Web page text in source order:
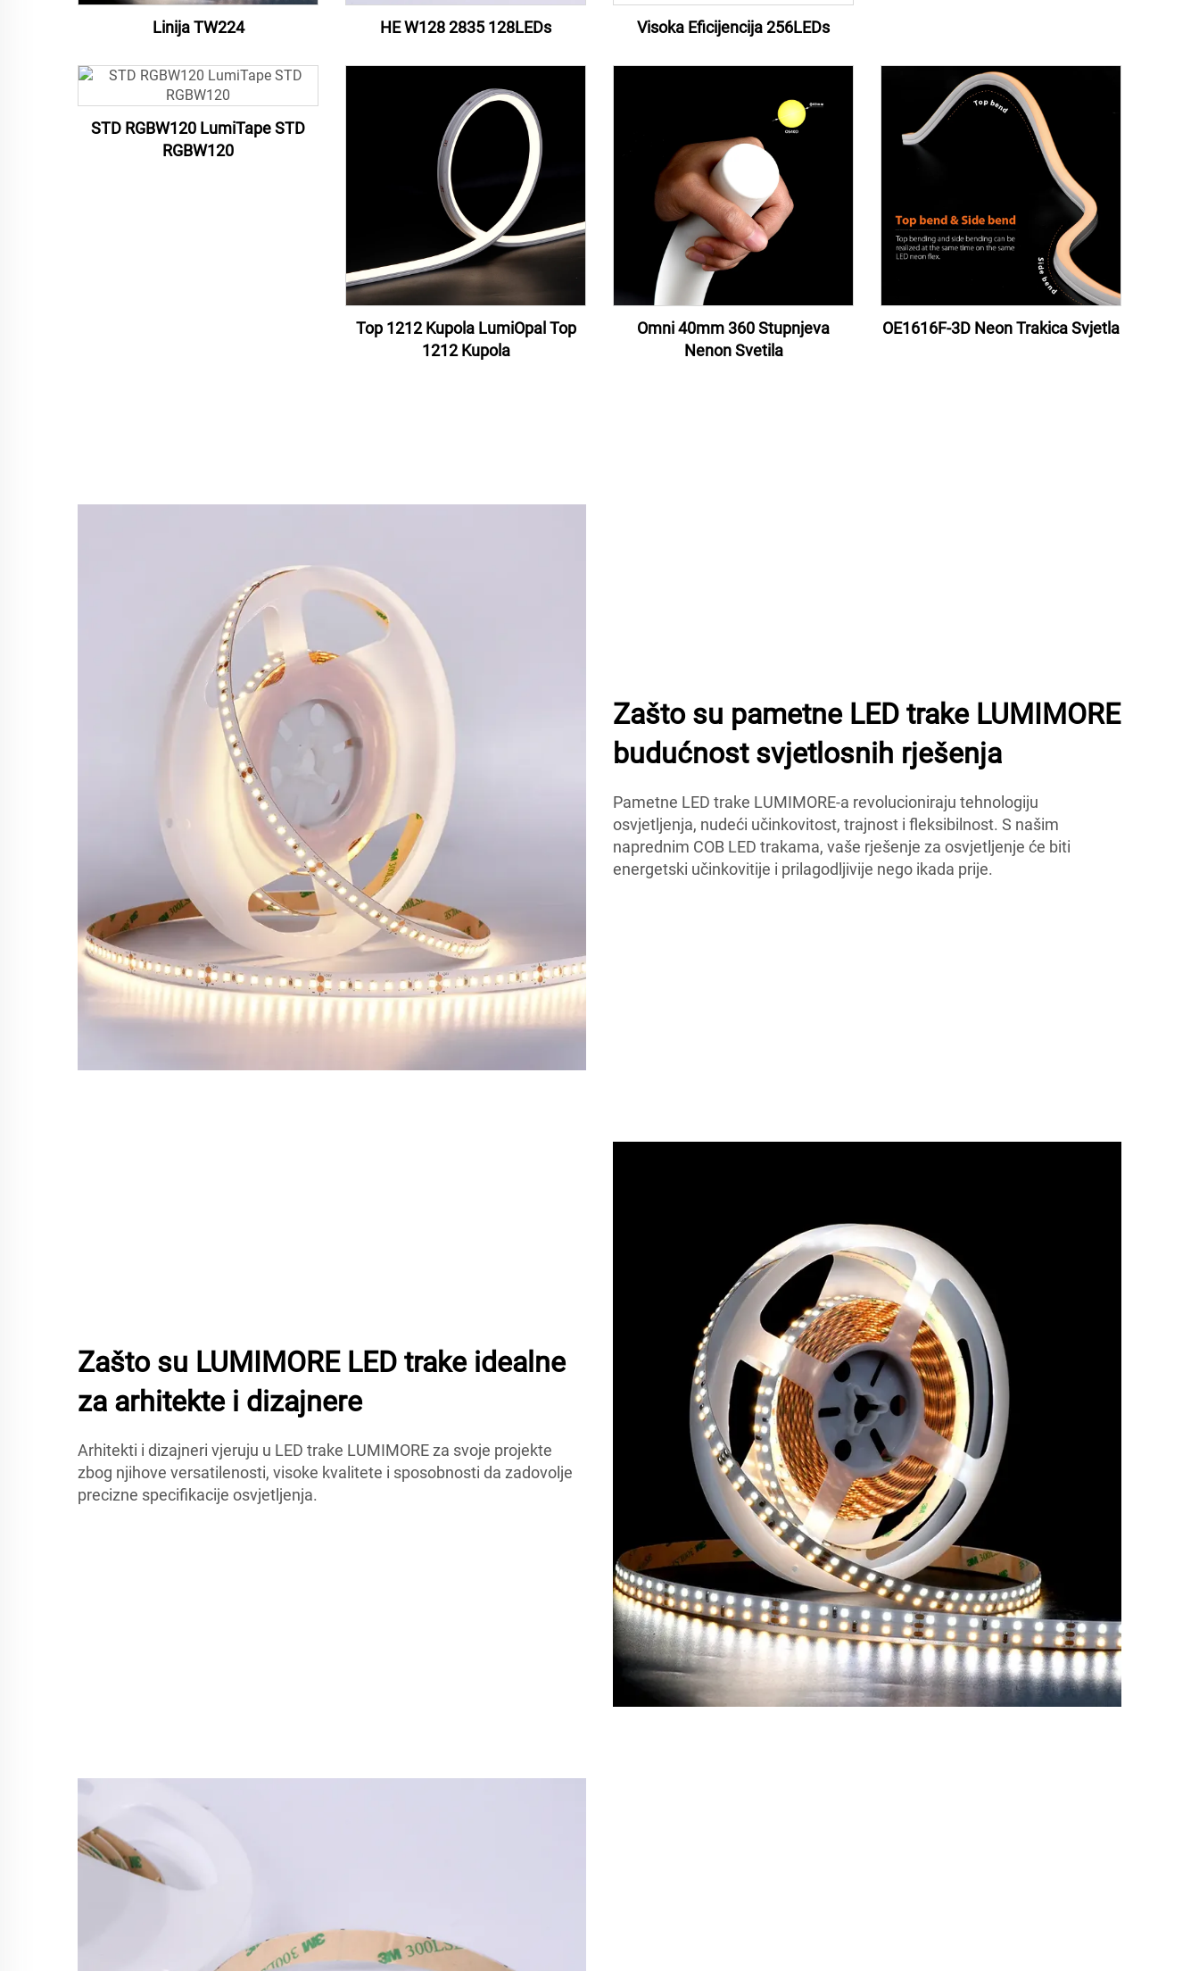
Linija TW224 HE W128 2835 128LEDs Visoka Eficijencija 256LEDs
STD RGBW120 LumiTape STD
RGBW120
Top 1212 Kupola LumiOpal Top
1212 Kupola
Omni 40mm 360 Stupnjeva
Nenon Svetila
OE1616F-3D Neon Trakica Svjetla
Zašto su pametne LED trake LUMIMORE
budućnost svjetlosnih rješenja
Pametne LED trake LUMIMORE-a revolucioniraju tehnologiju
osvjetljenja, nudeći učinkovitost, trajnost i fleksibilnost. S našim
naprednim COB LED trakama, vaše rješenje za osvjetljenje će biti
energetski učinkovitije i prilagodljivije nego ikada prije.
Zašto su LUMIMORE LED trake idealne
za arhitekte i dizajnere
Arhitekti i dizajneri vjeruju u LED trake LUMIMORE za svoje projekte
zbog njihove versatilenosti, visoke kvalitete i sposobnosti da zadovolje
precizne specifikacije osvjetljenja.